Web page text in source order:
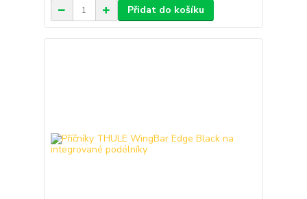
Přidat do košíku